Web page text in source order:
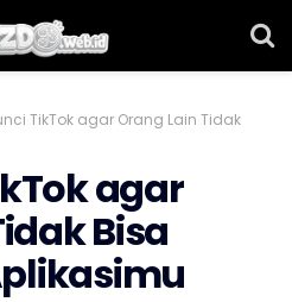
TikTok agar Orang Lain Tidak
agar
Bisa